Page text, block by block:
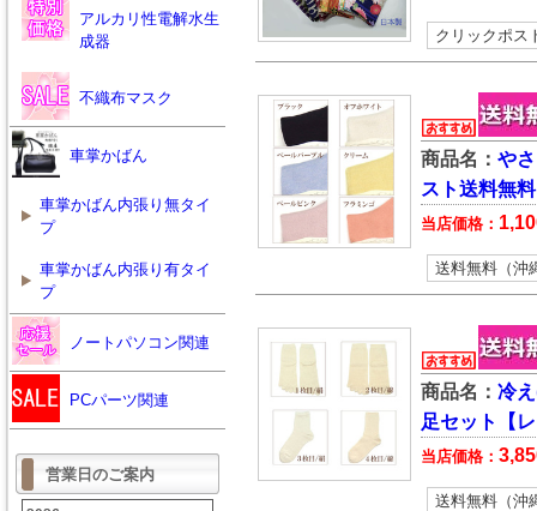
クリックポス
商品名： や
スト送料無
当店価格：
送料無料（沖
商品名： 冷
足セット【
当店価格：
送料無料（沖
アルカリ性電解水生
成器
不織布マスク
車掌かばん
車掌かばん内張り無タイ
プ
車掌かばん内張り有タイ
プ
ノートパソコン関連
PCパーツ関連
営業日のご案内